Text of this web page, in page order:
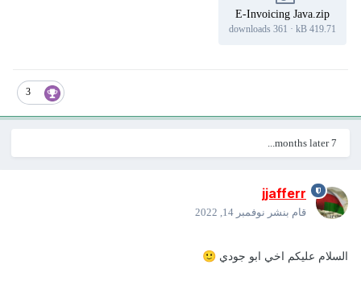
E-Invoicing Java.zip
419.71 kB
·
361 downloads
3
7 months later...
jjafferr
قام بنشر نوفمبر 14, 2022
السلام عليكم اخي ابو جودي 🙂